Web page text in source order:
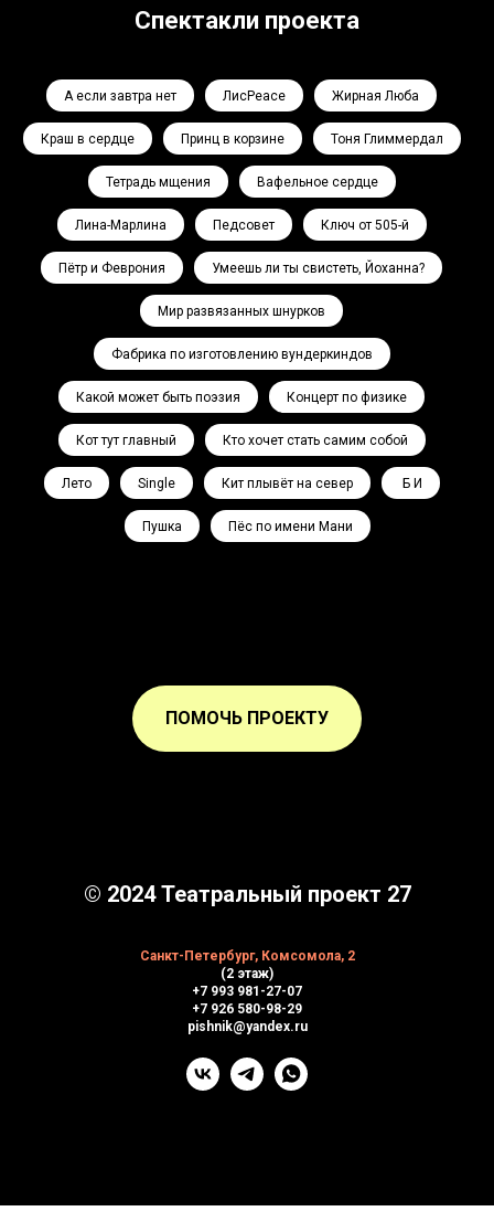
Спектакли проекта
А если завтра нет ЛисPeace Жирная Люба
Краш в сердце Принц в корзине Тоня Глиммердал
Тетрадь мщения Вафельное сердце
Лина-Марлина Педсовет Ключ от 505-й
Пётр и Феврония Умеешь ли ты свистеть, Йоханна?
Мир развязанных шнурков
Фабрика по изготовлению вундеркиндов
Какой может быть поэзия Концерт по физике
Кот тут главный Кто хочет стать самим собой
Лето Single Кит плывёт на север Ә Б И
Пушка Пёс по имени Мани
ПОМОЧЬ ПРОЕКТУ
© 2024 Театральный проект 27
Санкт-Петербург, Комсомола, 2
(2 этаж)
+7 993 981-27-07
+7 926 580-98-29
pishnik@yandex.ru